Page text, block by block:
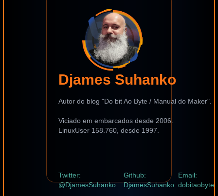
Djames Suhanko
Autor do blog "Do bit Ao Byte / Manual do Maker".
Viciado em embarcados desde 2006.
LinuxUser 158.760, desde 1997.
Twitter:
@DjamesSuhanko
Github:
DjamesSuhanko
Email: